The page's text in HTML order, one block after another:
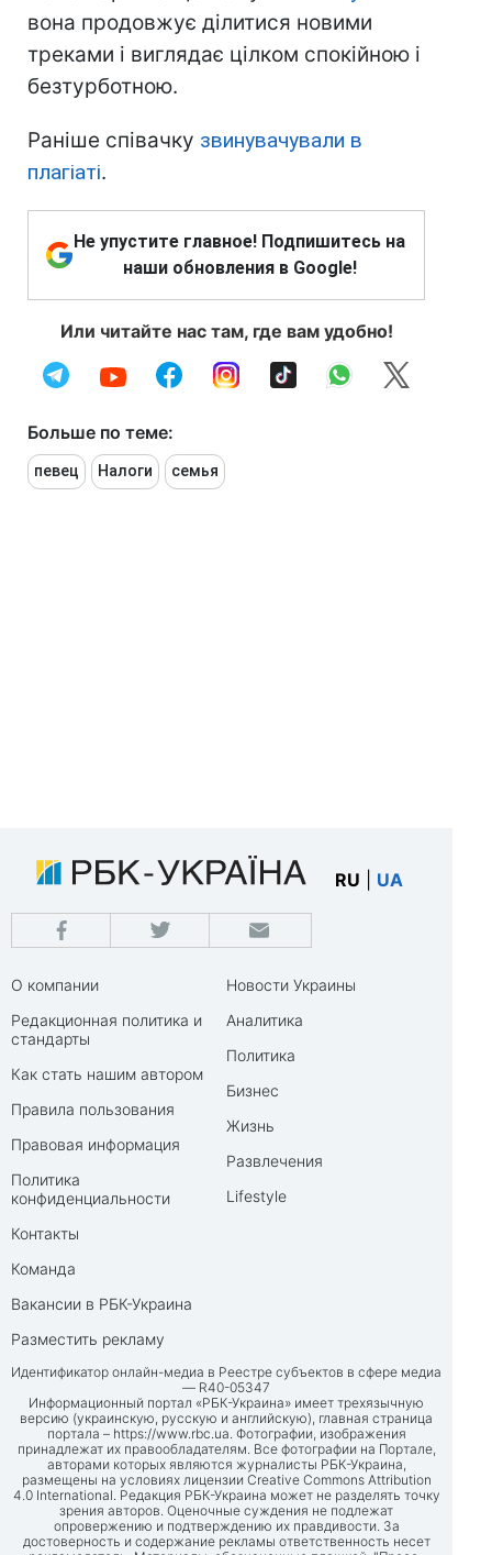
вона продовжує ділитися новими
треками і виглядає цілком спокійною і
безтурботною.
Раніше співачку звинувачували в
плагіаті.
Не упустите главное! Подпишитесь на
наши обновления в Google!
Или читайте нас там, где вам удобно!
Больше по теме:
певец Налоги семья
RU UA
О компании
Редакционная политика и
стандарты
Как стать нашим автором
Правила пользования
Правовая информация
Политика
конфиденциальности
Контакты
Команда
Вакансии в РБК-Украина
Разместить рекламу
Новости Украины
Аналитика
Политика
Бизнес
Жизнь
Развлечения
Lifestyle
Идентификатор онлайн-медиа в Реестре субъектов в сфере медиа
— R40-05347
Информационный портал «РБК-Украина» имеет трехязычную
версию (украинскую, русскую и английскую), главная страница
портала – https://www.rbc.ua. Фотографии, изображения
принадлежат их правообладателям. Все фотографии на Портале,
авторами которых являются журналисты РБК-Украина,
размещены на условиях лицензии Creative Commons Attribution
4.0 International. Редакция РБК-Украина может не разделять точку
зрения авторов. Оценочные суждения не подлежат
опровержению и подтверждению их правдивости. За
достоверность и содержание рекламы ответственность несет